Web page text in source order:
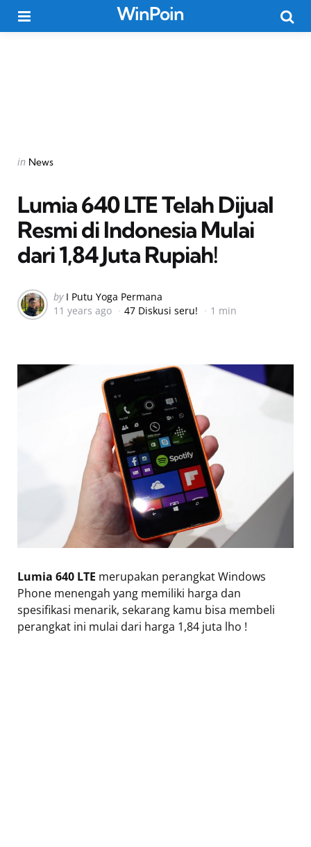
WinPoin
Categories
Posted
in News
Lumia 640 LTE Telah Dijual
Resmi di Indonesia Mulai
dari 1,84 Juta Rupiah!
Posted
by
by I Putu Yoga Permana
11 years ago
47 Diskusi seru! 1 min
Lumia 640 LTE merupakan perangkat Windows
Phone menengah yang memiliki harga dan
spesifikasi menarik, sekarang kamu bisa membeli
perangkat ini mulai dari harga 1,84 juta lho !